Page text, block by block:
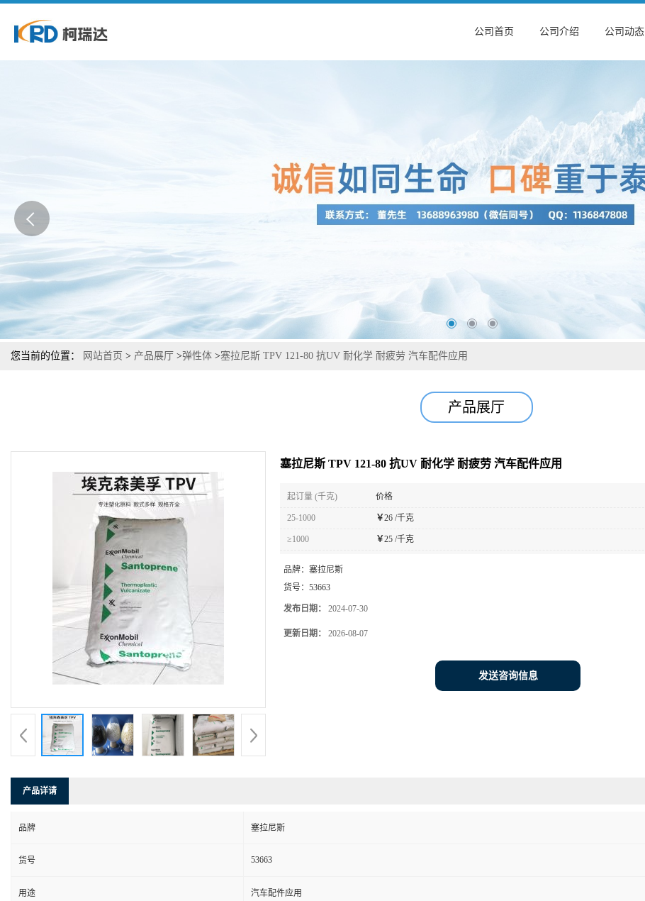
公司首页 公司介绍 公司动态
您当前的位置： 网站首页 > 产品展厅 >弹性体 >塞拉尼斯 TPV 121-80 抗UV 耐化学 耐疲劳 汽车配件应用
产品展厅
塞拉尼斯 TPV 121-80 抗UV 耐化学 耐疲劳 汽车配件应用
起订量 (千克) 价格
25-1000 ￥26 /千克
≥1000 ￥25 /千克
品牌： 塞拉尼斯
货号： 53663
发布日期： 2024-07-30
更新日期： 2026-08-07
发送咨询信息
产品详请
品牌 塞拉尼斯
货号 53663
用途 汽车配件应用